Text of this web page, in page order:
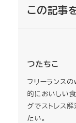
この記事
つたちこ
フリーランスの
的においしい
グでストレス
たい。